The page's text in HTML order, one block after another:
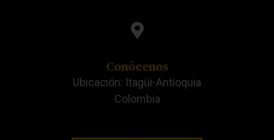
Conócenos
Ubicación: Itagüi-Antioquia
Colombia